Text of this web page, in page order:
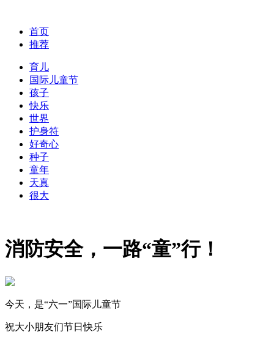
首页
推荐
育儿
国际儿童节
孩子
快乐
世界
护身符
好奇心
种子
童年
天真
很大
消防安全，一路“童”行！
今天，是“六一”国际儿童节
祝大小朋友们节日快乐